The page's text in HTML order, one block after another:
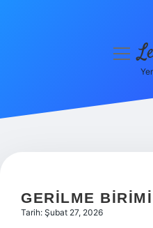
Hakkımızda
GERILME
Tarih: Şubat 27, 2026